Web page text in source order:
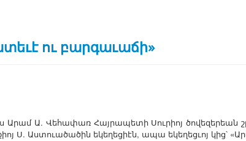
ու բարգաւաճի»
Ա­րամ Ա. ­Վե­հա­փառ ­Հայ­րա­պե­տի ­Սու­րիոյ ծո­վե­զե­րեան
Ս. Աս­տո­ւա­ծա­ծին ե­կե­ղե­ցիէն, ա­պա ե­կե­ղեց­ւոյ կից՝